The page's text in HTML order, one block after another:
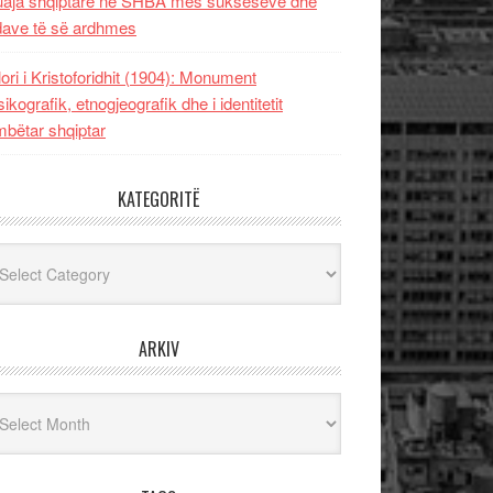
të së ardhmes
i Kristoforidhit (1904): Monument
etnogjeografik dhe i identitetit
shqiptar
KATEGORITË
ARKIV